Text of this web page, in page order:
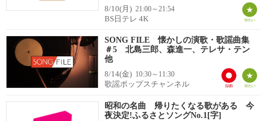
8/10(月) 21:00～21:54
BS日テレ 4K
SONG FILE 懐かしの演歌・歌謡曲集
＃5 北島三郎、森進一、テレサ・テン
他
8/14(金) 10:30～11:30
歌謡ポップスチャンネル
昭和の名曲 帰りたくなる歌がある 今
夜決定!ふるさとソングNo.1[字]